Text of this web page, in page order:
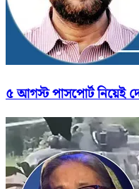
৫ আগস্ট পাসপোর্ট নিয়েই